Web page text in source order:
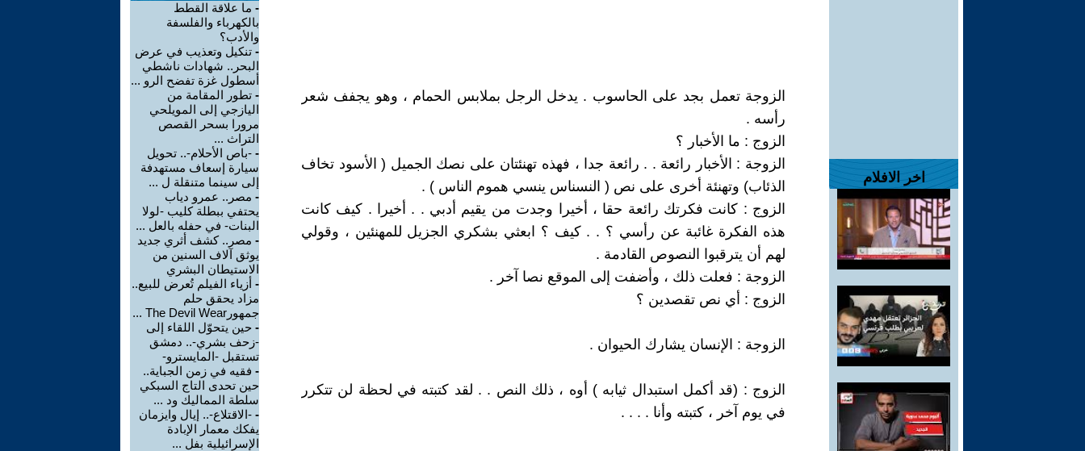
اخر الافلام
الزوجة تعمل بجد على الحاسوب . يدخل الرجل بملابس الحمام ، وهو يجفف شعر
رأسه .
الزوج : ما الأخبار ؟
الزوجة : الأخبار رائعة . . رائعة جدا ، فهذه تهنئتان على نصك الجميل ( الأسود تخاف
الذئاب) وتهنئة أخرى على نص ( النسناس ينسي هموم الناس ) .
الزوج : كانت فكرتك رائعة حقا ، أخيرا وجدت من يقيم أدبي . . أخيرا . كيف كانت
هذه الفكرة غائبة عن رأسي ؟ . . كيف ؟ ابعثي بشكري الجزيل للمهنئين ، وقولي
لهم أن يترقبوا النصوص القادمة .
الزوجة : فعلت ذلك ، وأضفت إلى الموقع نصا آخر .
الزوج : أي نص تقصدين ؟
الزوجة : الإنسان يشارك الحيوان .
الزوج : (قد أكمل استبدال ثيابه ) أوه ، ذلك النص . . لقد كتبته في لحظة لن تتكرر
في يوم آخر ، كتبته وأنا . . . .
- ما علاقة القطط
بالكهرباء والفلسفة
والأدب؟
- تنكيل وتعذيب في عرض
البحر.. شهادات ناشطي
أسطول غزة تفضح الرو ...
- تطور المقامة من
اليازجي إلى المويلحي
مرورا بسحر القصص
التراث ...
- -باص الأحلام-.. تحويل
سيارة إسعاف مستهدفة
إلى سينما متنقلة ل ...
- مصر.. عمرو دياب
يحتفي ببطلة كليب -لولا
البنات- في حفله بالعل ...
- مصر.. كشف أثري جديد
يوثق آلاف السنين من
الاستيطان البشري
- أزياء الفيلم تُعرض للبيع..
مزاد يحقق حلم
جمهورThe Devil Wear ...
- حين يتحوّل اللقاء إلى
-زحف بشري-.. دمشق
تستقبل -المايسترو-
- فقيه في زمن الجباية..
حين تحدى التاج السبكي
سلطة المماليك ود ...
- -الاقتلاع-.. إيال وايزمان
يفكك معمار الإبادة
الإسرائيلية بفل ...